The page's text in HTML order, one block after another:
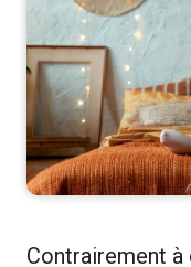
Contrairement à